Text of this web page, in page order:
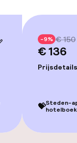
-9% € 150
€ 136
Prijsdetails
💝Steden-